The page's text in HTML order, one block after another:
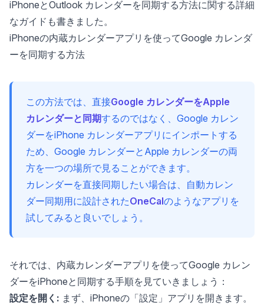
iPhoneとOutlook カレンダーを同期する方法に関する詳細
なガイドも書きました。
iPhoneの内蔵カレンダーアプリを使ってGoogle カレンダ
ーを同期する方法
この方法では、直接Google カレンダーをApple
カレンダーと同期するのではなく、Google カレン
ダーをiPhone カレンダーアプリにインポートする
ため、Google カレンダーとApple カレンダーの両
方を一つの場所で見ることができます。
カレンダーを直接同期したい場合は、自動カレン
ダー同期用に設計されたOneCalのようなアプリを
試してみると良いでしょう。
それでは、内蔵カレンダーアプリを使ってGoogle カレン
ダーをiPhoneと同期する手順を見ていきましょう：
設定を開く: まず、iPhoneの「設定」アプリを開きます。